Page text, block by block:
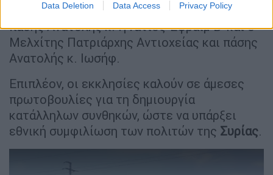
Data Deletion Data Access Privacy Policy
Συρορθόδοξος Πατριάρχης Αντιοχείας και
πάσης Ανατολής κ. Ιγνάτιος-Εφραίμ Β’ και ο
Μελχίτης Πατριάρχης Αντιοχείας και πάσης
Ανατολής κ. Ιωσήφ.
Επιπλέον, οι εκκλησίες καλούν σε άμεσες
πρωτοβουλίες για τη δημιουργία
κατάλληλων συνθηκών, ώστε να υπάρξει
εθνική συμφιλίωση των πολιτών της Συρίας.